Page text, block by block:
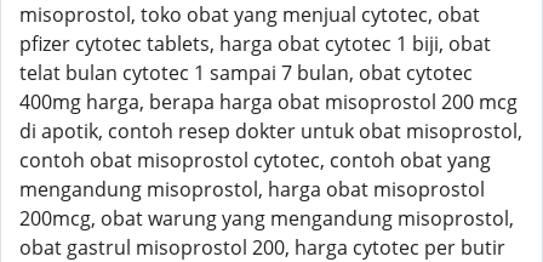
misoprostol, toko obat yang menjual cytotec, obat
pfizer cytotec tablets, harga obat cytotec 1 biji, obat
telat bulan cytotec 1 sampai 7 bulan, obat cytotec
400mg harga, berapa harga obat misoprostol 200 mcg
di apotik, contoh resep dokter untuk obat misoprostol,
contoh obat misoprostol cytotec, contoh obat yang
mengandung misoprostol, harga obat misoprostol
200mcg, obat warung yang mengandung misoprostol,
obat gastrul misoprostol 200, harga cytotec per butir